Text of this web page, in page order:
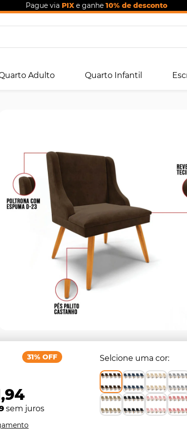
Pague via PIXe ganhe 10% de desconto
Adulto Quarto Infantil
sem juros
31% OFF
Selcione uma cor